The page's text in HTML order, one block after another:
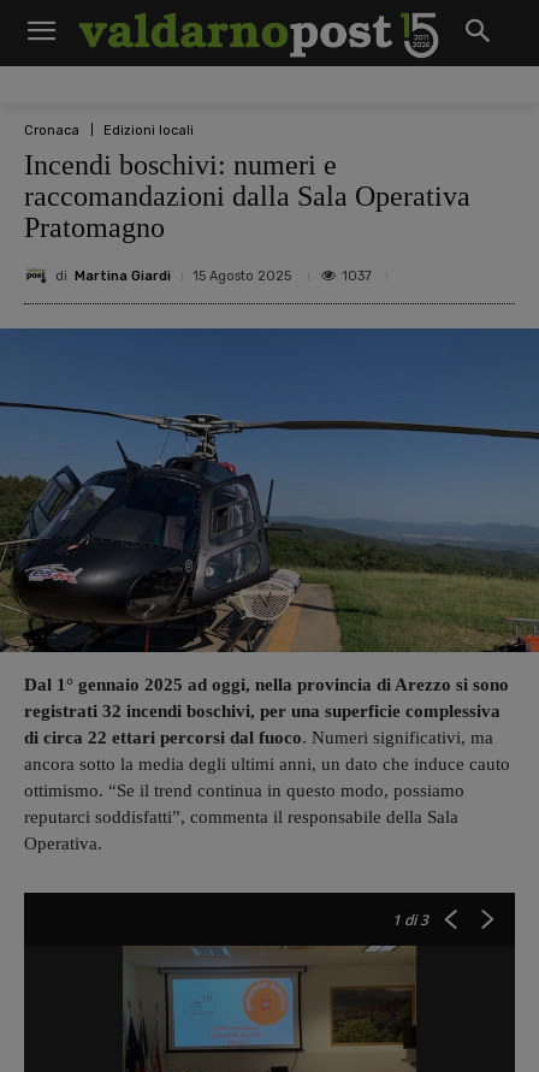
Cronaca Edizioni locali
Incendi boschivi: numeri e
raccomandazioni dalla Sala Operativa
Pratomagno
di Martina Giardi 15 Agosto 2025 1037
Dal 1° gennaio 2025 ad oggi, nella provincia di Arezzo si sono
registrati 32 incendi boschivi, per una superficie complessiva
di circa 22 ettari percorsi dal fuoco. Numeri significativi, ma
ancora sotto la media degli ultimi anni, un dato che induce cauto
ottimismo. “Se il trend continua in questo modo, possiamo
reputarci soddisfatti”, commenta il responsabile della Sala
Operativa.
1 di 3